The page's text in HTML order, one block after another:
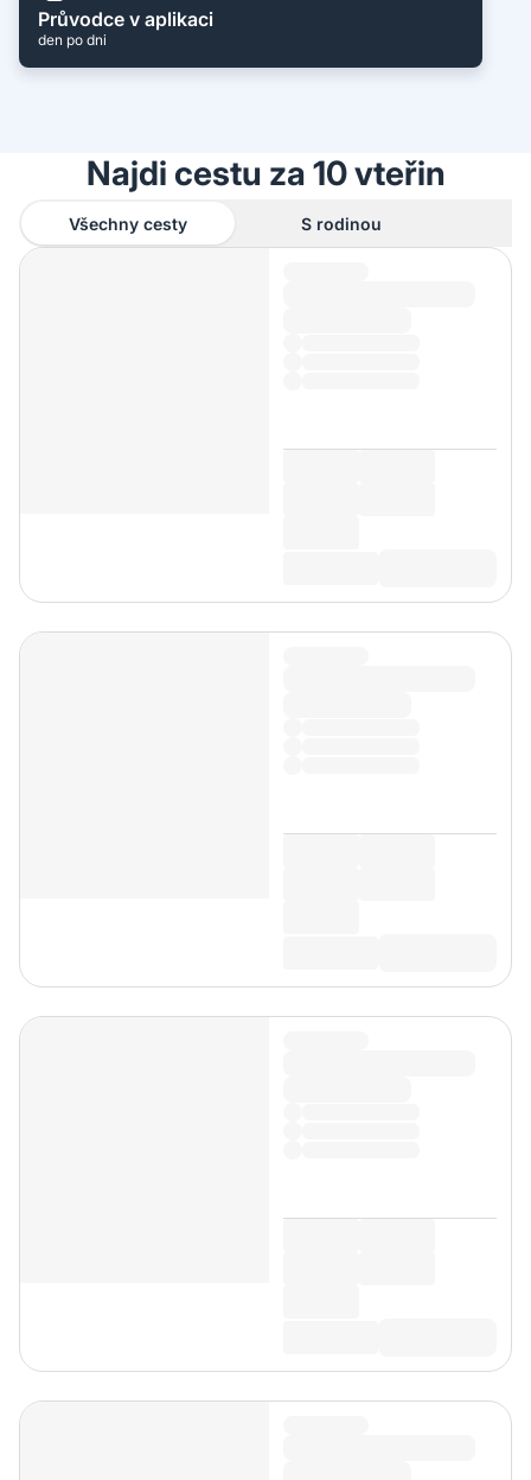
Průvodce v aplikaci
den po dni
Najdi cestu za 10 vteřin
Všechny cesty S rodinou